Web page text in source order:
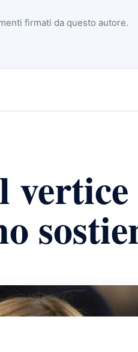
firmati da questo autore.